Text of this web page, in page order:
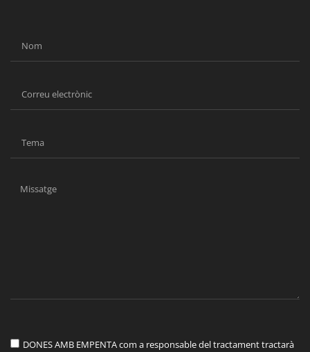
DONES AMB EMPENTA com a responsable del tractament tractarà